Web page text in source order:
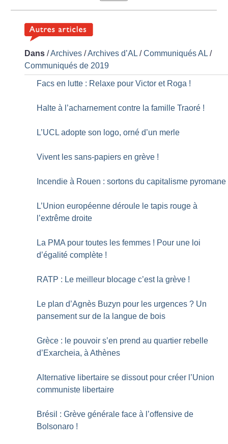
Dans /Archives /Archives d’AL /Communiqués AL /
Communiqués de 2019
Facs en lutte : Relaxe pour Victor et Roga !
Halte à l’acharnement contre la famille Traoré !
L’UCL adopte son logo, orné d’un merle
Vivent les sans-papiers en grève !
Incendie à Rouen : sortons du capitalisme pyromane
L’Union européenne déroule le tapis rouge à
l’extrême droite
La PMA pour toutes les femmes ! Pour une loi
d’égalité complète !
RATP : Le meilleur blocage c’est la grève !
Le plan d’Agnès Buzyn pour les urgences ? Un
pansement sur de la langue de bois
Grèce : le pouvoir s’en prend au quartier rebelle
d’Exarcheia, à Athènes
Alternative libertaire se dissout pour créer l’Union
communiste libertaire
Brésil : Grève générale face à l’offensive de
Bolsonaro !